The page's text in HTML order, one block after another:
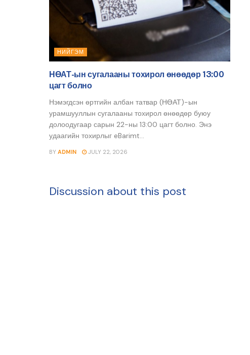
НИЙГЭМ
НӨАТ-ын сугалааны тохирол өнөөдөр 13:00
цагт болно
Нэмэгдсэн өртгийн албан татвар (НӨАТ)-ын
урамшууллын сугалааны тохирол өнөөдөр буюу
долоодугаар сарын 22-ны 13:00 цагт болно. Энэ
удаагийн тохирлыг eBarimt...
BY ADMIN JULY 22, 2026
Discussion about this post